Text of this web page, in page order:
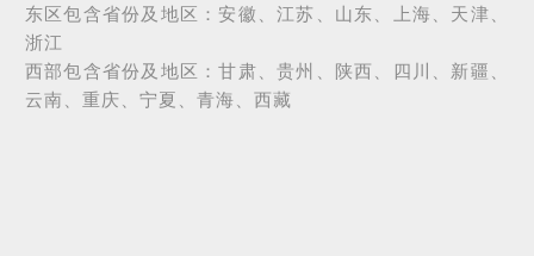
东区包含省份及地区：安徽、江苏、山东、上海、天津、
浙江
西部包含省份及地区：甘肃、贵州、陕西、四川、新疆、
云南、重庆、宁夏、青海、西藏